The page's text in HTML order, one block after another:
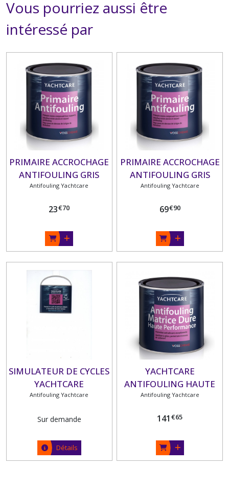
Vous pourriez aussi être
intéressé par
PRIMAIRE ACCROCHAGE
ANTIFOULING GRIS
ALUMINIUM 0.75 L
Antifouling Yachtcare
23€70
PRIMAIRE ACCROCHAGE
ANTIFOULING GRIS
ALUMINIUM 2.5 L
Antifouling Yachtcare
69€90
SIMULATEUR DE CYCLES
YACHTCARE
Antifouling Yachtcare
Sur demande
Détails
YACHTCARE
ANTIFOULING HAUTE
PERFORMANCE
Antifouling Yachtcare
141 €65